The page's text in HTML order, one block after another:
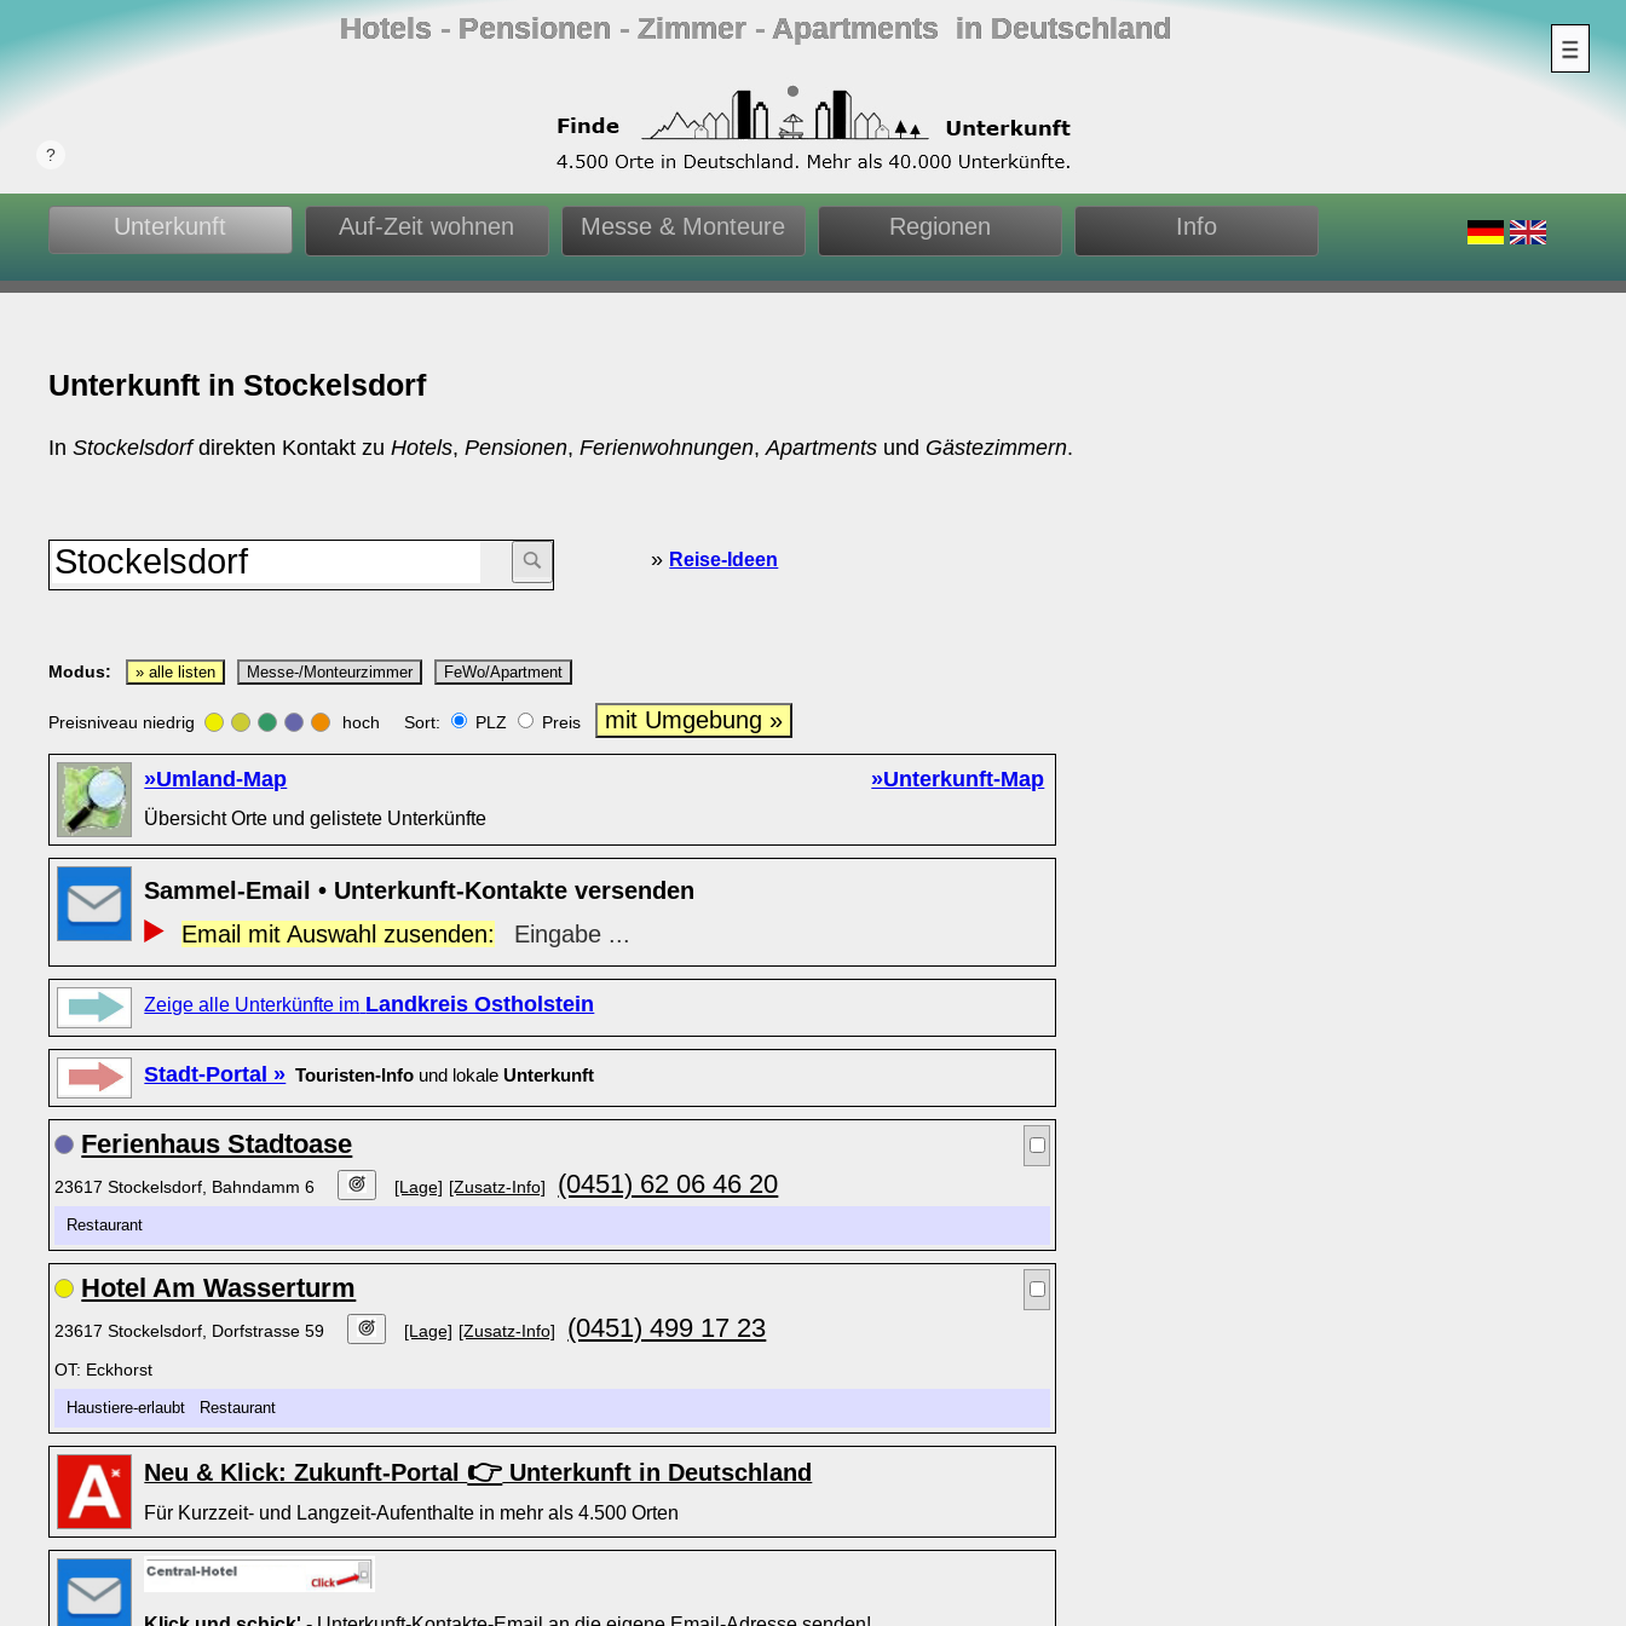
Hotels ‐ Pensionen ‐ Zimmer ‐ Apartments in Deutschland
Unterkunft Auf-Zeit wohnen Messe & Monteure Regionen Info
Unterkunft in Stockelsdorf
InStockelsdorfdirekten Kontakt zuHotels,Pensionen,Ferienwohnungen,Apartments und Gästezimmern.
» Reise-Ideen
Modus: » alle listen Messe-/Monteurzimmer FeWo/Apartment
Preisniveau niedrig hoch Sort: PLZ Preis mit Umgebung »
»Umland-Map »Unterkunft-Map
Übersicht Orte und gelistete Unterkünfte
Sammel-Email • Unterkunft-Kontakte versenden
Email mit Auswahl zusenden:
Eingabe ...
Zeige alle Unterkünfte im Landkreis Ostholstein
Stadt-Portal » Touristen-Info und lokale Unterkunft
Ferienhaus Stadtoase
23617 Stockelsdorf, Bahndamm 6 [Lage] [Zusatz-Info] (0451) 62 06 46 20
Restaurant
Hotel Am Wasserturm
23617 Stockelsdorf, Dorfstrasse 59 [Lage] [Zusatz-Info] (0451) 499 17 23
OT: Eckhorst
Haustiere-erlaubt Restaurant
Neu & Klick: Zukunft-Portal 👉 Unterkunft in Deutschland
Für Kurzzeit- und Langzeit-Aufenthalte in mehr als 4.500 Orten